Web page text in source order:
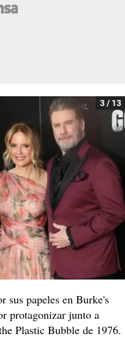
3 / 13
sus papeles en Burke's
protagonizar junto a
Plastic Bubble de 1976.